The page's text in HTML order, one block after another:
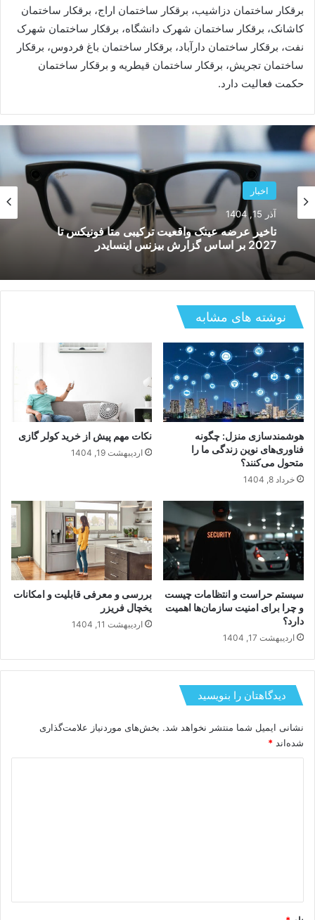
برقکار ساختمان دزاشیب، برقکار ساختمان اراج، برقکار ساختمان
کاشانک، برقکار ساختمان شهرک دانشگاه، برقکار ساختمان شهرک
نفت، برقکار ساختمان دارآباد، برقکار ساختمان باغ فردوس، برقکار
ساختمان تجریش، برقکار ساختمان قیطریه و برقکار ساختمان
حکمت فعالیت دارد.
اخبار
آذر 15, 1404
تاخیر عرضه عینک واقعیت ترکیبی متا فونیکس تا
2027 بر اساس گزارش بیزنس اینسایدر
نوشته های مشابه
هوشمندسازی منزل: چگونه
فناوری‌های نوین زندگی ما را
متحول می‌کنند؟
خرداد 8, 1404
نکات مهم پیش از خرید کولر گازی
اردیبهشت 19, 1404
سیستم حراست و انتظامات چیست
و چرا برای امنیت سازمان‌ها اهمیت
دارد؟
اردیبهشت 17, 1404
بررسی و معرفی قابلیت و امکانات
یخچال فریزر
اردیبهشت 11, 1404
دیدگاهتان را بنویسید
نشانی ایمیل شما منتشر نخواهد شد. بخش‌های موردنیاز علامت‌گذاری
شده‌اند *